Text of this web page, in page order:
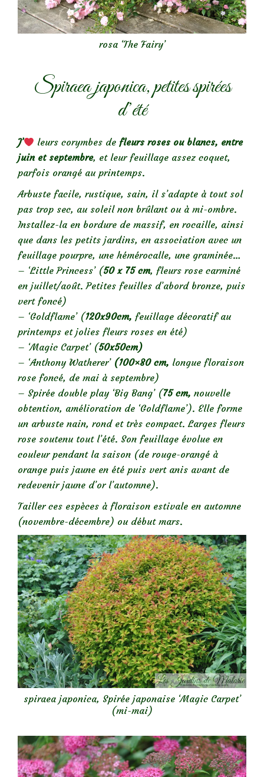
rosa ‘The Fairy’
Spiraea japonica, petites spirées
d’été
J’ leurs corymbes de fleurs roses ou blancs, entre
juin et septembre, et leur feuillage assez coquet,
parfois orangé au printemps.
Arbuste facile, rustique, sain, il s’adapte à tout sol
pas trop sec, au soleil non brûlant ou à mi-ombre.
Installez-la en bordure de massif, en rocaille, ainsi
que dans les petits jardins, en association avec un
feuillage pourpre, une hémérocalle, une graminée…
– ‘Little Princess’ (50 x 75 cm, fleurs rose carminé
en juillet/août. Petites feuilles d’abord bronze, puis
vert foncé)
– ‘Goldflame’ (120x90cm, feuillage décoratif au
printemps et jolies fleurs roses en été)
– ‘Magic Carpet’ (50x50cm)
– ‘Anthony Watherer’ (100×80 cm, longue floraison
rose foncé, de mai à septembre)
– Spirée double play ‘Big Bang’ (75 cm, nouvelle
obtention, amélioration de ‘Goldflame’). Elle forme
un arbuste nain, rond et très compact. Larges fleurs
rose soutenu tout l’été. Son feuillage évolue en
couleur pendant la saison (de rouge-orangé à
orange puis jaune en été puis vert anis avant de
redevenir jaune d’or l’automne).
Tailler ces espèces à floraison estivale en automne
(novembre-décembre) ou début mars.
spiraea japonica, Spirée japonaise ‘Magic Carpet’
(mi-mai)